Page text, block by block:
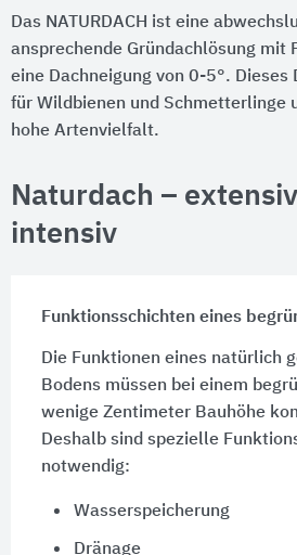
Das NATURDACH ist eine
ansprechende Gründachlösung mit
eine Dachneigung von 0-5°. Dieses
für Wildbienen und Schmetterlinge
hohe Artenvielfalt.
Naturdach –
intensiv
Funktionsschichten eines
Die Funktionen eines natürlich
Bodens müssen bei einem
wenige Zentimeter Bauhöhe
Deshalb sind spezielle
notwendig:
Wasserspeicherung
Dränage